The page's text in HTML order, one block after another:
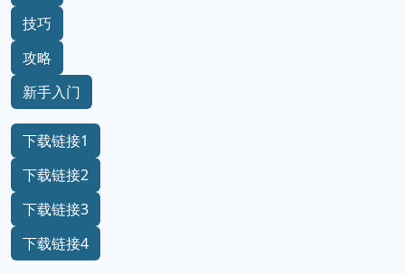
技巧
攻略
新手入门
下载链接1
下载链接2
下载链接3
下载链接4